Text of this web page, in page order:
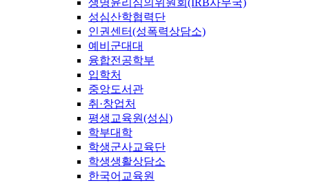
성심산학협력단
인권센터(성폭력상담소)
예비군대대
융합전공학부
입학처
중앙도서관
취·창업처
평생교육원(성심)
학부대학
학생군사교육단
학생생활상담소
한국어교육원